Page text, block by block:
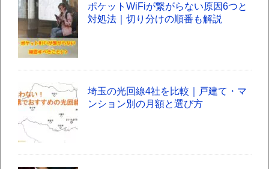
ポケットWiFiが繋がらない原因6つと
対処法｜切り分けの順番も解説
埼玉の光回線4社を比較｜戸建て・マ
ンション別の月額と選び方